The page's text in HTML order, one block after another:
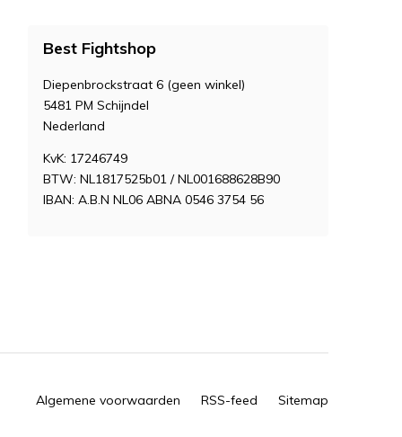
Best Fightshop
Diepenbrockstraat 6 (geen winkel)
5481 PM Schijndel
Nederland
KvK: 17246749
BTW: NL1817525b01 / NL001688628B90
IBAN: A.B.N NL06 ABNA 0546 3754 56
Algemene voorwaarden RSS-feed Sitemap